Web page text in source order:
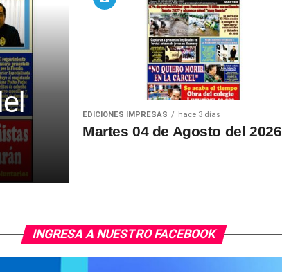
EDICIONES IMPRESAS hace 3 días
Martes 04 de Agosto del 2026
INGRESA A NUESTRO FACEBOOK